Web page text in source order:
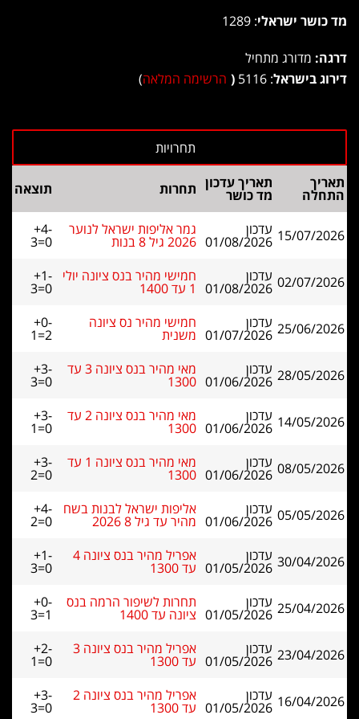
מד כושר ישראלי: 1289
דרגה: מדורג מתחיל
דירוג בישראל: 5116
( הרשימה המלאה)
תאריך
התחלה
תאריך עדכון
מד כושר תחרות תוצאה
15/07/2026 עדכון
01/08/2026
גמר אליפות ישראל לנוער
2026 גיל 8 בנות
+4-
3=0
02/07/2026 עדכון
01/08/2026
חמישי מהיר בנס ציונה יולי
1 עד 1400
+1-
3=0
25/06/2026 עדכון
01/07/2026
חמישי מהיר נס ציונה
משנית
+0-
1=2
28/05/2026 עדכון
01/06/2026
מאי מהיר בנס ציונה 3 עד
1300
+3-
3=0
14/05/2026 עדכון
01/06/2026
מאי מהיר בנס ציונה 2 עד
1300
+3-
1=0
08/05/2026 עדכון
01/06/2026
מאי מהיר בנס ציונה 1 עד
1300
+3-
2=0
05/05/2026 עדכון
01/06/2026
אליפות ישראל לבנות בשח
מהיר עד גיל 8 2026
+4-
2=0
30/04/2026 עדכון
01/05/2026
אפריל מהיר בנס ציונה 4
עד 1300
+1-
3=0
25/04/2026 עדכון
01/05/2026
תחרות לשיפור הרמה בנס
ציונה עד 1400
+0-
3=1
23/04/2026 עדכון
01/05/2026
אפריל מהיר בנס ציונה 3
עד 1300
+2-
1=0
16/04/2026 עדכון
01/05/2026
אפריל מהיר בנס ציונה 2
עד 1300
+3-
3=0